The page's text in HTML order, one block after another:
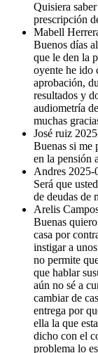
Quisiera
prescripción
Mabell
Buenos días
que le den la
oyente he ido
aprobación,
resultados y
audiometría
muchas
José ruiz
Buenas si me
en la pensión
Andres 2025-
Será que
de deudas de
Arelis
Buenas
casa por
instigar a
no permite
que hablar
aún no sé a
cambiar de
entrega por
ella la que
dicho con el
problema lo